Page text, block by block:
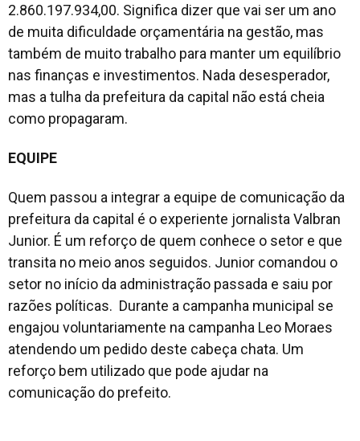
2.860.197.934,00. Significa dizer que vai ser um ano
de muita dificuldade orçamentária na gestão, mas
também de muito trabalho para manter um equilíbrio
nas finanças e investimentos. Nada desesperador,
mas a tulha da prefeitura da capital não está cheia
como propagaram.
EQUIPE
Quem passou a integrar a equipe de comunicação da
prefeitura da capital é o experiente jornalista Valbran
Junior. É um reforço de quem conhece o setor e que
transita no meio anos seguidos. Junior comandou o
setor no início da administração passada e saiu por
razões políticas. Durante a campanha municipal se
engajou voluntariamente na campanha Leo Moraes
atendendo um pedido deste cabeça chata. Um
reforço bem utilizado que pode ajudar na
comunicação do prefeito.